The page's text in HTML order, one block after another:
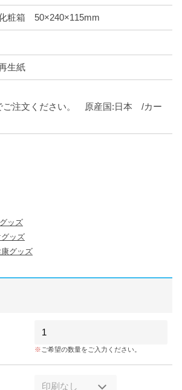
粧箱 50×240×115mm
生紙
ご注文ください。 原産国:日本 /カー
ッズ
ッズ
グッズ
ご希望の数量をご入力ください。